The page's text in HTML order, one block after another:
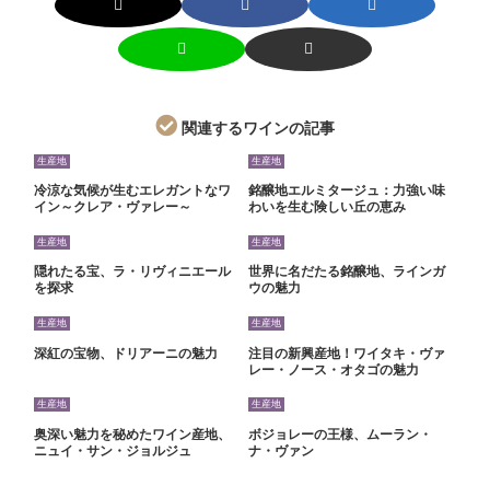
関連するワインの記事
生産地
冷涼な気候が生むエレガントなワ
イン～クレア・ヴァレー～
生産地
銘醸地エルミタージュ：力強い味
わいを生む険しい丘の恵み
生産地
隠れたる宝、ラ・リヴィニエール
を探求
生産地
世界に名だたる銘醸地、ラインガ
ウの魅力
生産地
深紅の宝物、ドリアーニの魅力
生産地
注目の新興産地！ワイタキ・ヴァ
レー・ノース・オタゴの魅力
生産地
奥深い魅力を秘めたワイン産地、
ニュイ・サン・ジョルジュ
生産地
ボジョレーの王様、ムーラン・
ナ・ヴァン